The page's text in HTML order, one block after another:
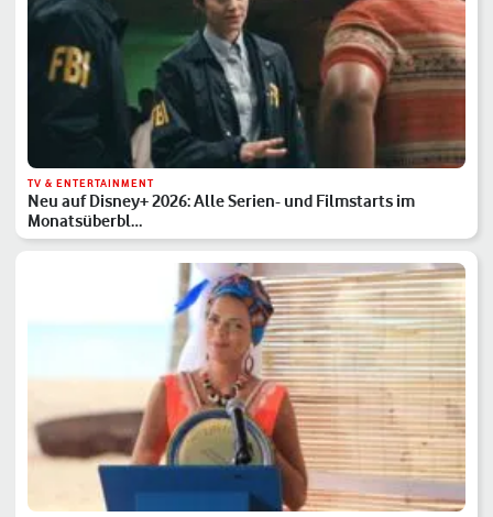
TV & ENTERTAINMENT
Neu auf Disney+ 2026: Alle Serien- und Filmstarts im
Monatsüberbl…